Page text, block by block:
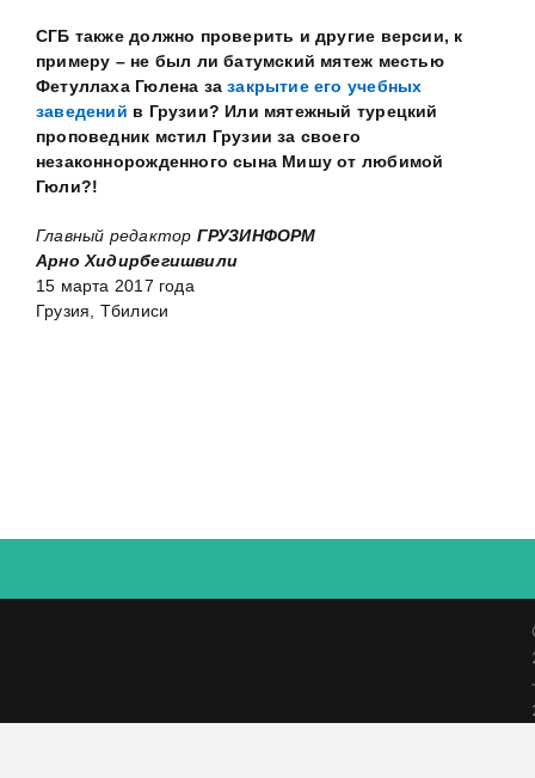
СГБ также должно проверить и другие версии, к
примеру – не был ли батумский мятеж местью
Фетуллаха Гюлена зазакрытие его учебных
заведений в Грузии? Или мятежный турецкий
проповедник мстил Грузии за своего
незаконнорожденного сына Мишу от любимой
Гюли?!
Главный редактор ГРУЗИНФОРМ
Арно Хидирбегишвили
15 марта 2017 года
Грузия, Тбилиси